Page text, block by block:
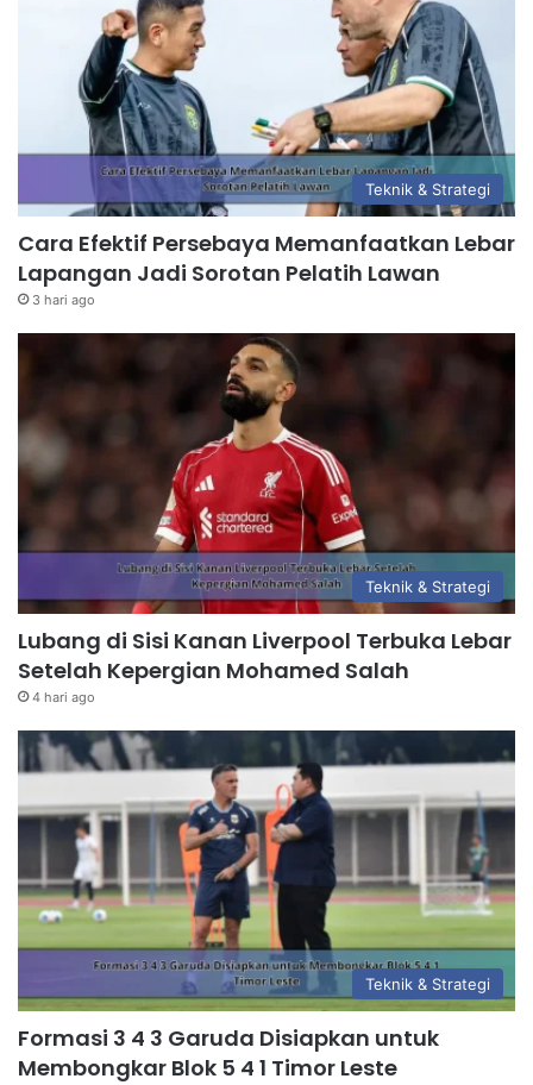
Teknik & Strategi
Cara Efektif Persebaya Memanfaatkan Lebar
Lapangan Jadi Sorotan Pelatih Lawan
3 hari ago
Teknik & Strategi
Lubang di Sisi Kanan Liverpool Terbuka Lebar
Setelah Kepergian Mohamed Salah
4 hari ago
Teknik & Strategi
Formasi 3 4 3 Garuda Disiapkan untuk
Membongkar Blok 5 4 1 Timor Leste